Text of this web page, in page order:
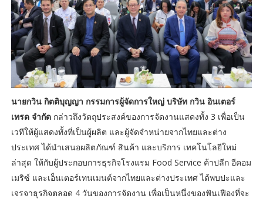
นายกวิน กิตติบุญญา กรรมการผู้จัดการใหญ่ บริษัท กวิน อินเตอร์
เทรด จำกัดกล่าวถึงวัตถุประสงค์ของการจัดงานแสดงทั้ง 3 เพื่อเป็น
เวทีให้ผู้แสดงทั้งที่เป็นผู้ผลิต และผู้จัดจำหน่ายจากไทยและต่าง
ประเทศ ได้นำเสนอผลิตภัณฑ์ สินค้า และบริการ เทคโนโลยีใหม่
ล่าสุด ให้กับผู้ประกอบการธุรกิจโรงแรม Food Service ค้าปลีก อีคอม
เมริซ์ และเอ็นเตอร์เทนเมนต์จากไทยและต่างประเทศ ได้พบปะและ
เจรจาธุรกิจตลอด 4 วันของการจัดงาน เพื่อเป็นหนึ่งของฟันเฟืองที่จะ